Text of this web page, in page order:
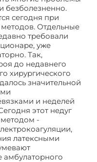
безболезненно.
сегодня при
Отдельные
требовали
уже
Так,
до недавнего
хирургического
значительной
и неделей
этот недуг
-
латексными
амбулаторного